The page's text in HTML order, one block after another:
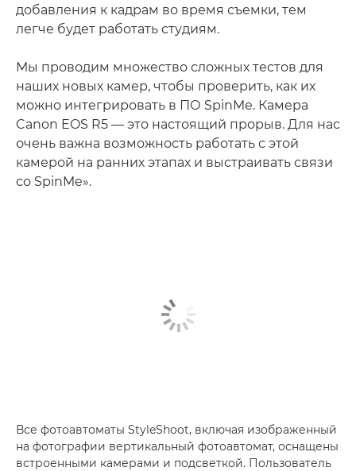
добавления к кадрам во время съемки, тем
легче будет работать студиям.
Мы проводим множество сложных тестов для
наших новых камер, чтобы проверить, как их
можно интегрировать в ПО SpinMe. Камера
Canon EOS R5 — это настоящий прорыв. Для нас
очень важна возможность работать с этой
камерой на ранних этапах и выстраивать связи
со SpinMe».
Все фотоавтоматы StyleShoot, включая изображенный
на фотографии вертикальный фотоавтомат, оснащены
встроенными камерами и подсветкой. Пользователь